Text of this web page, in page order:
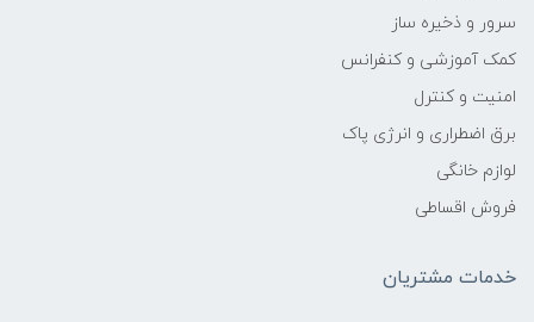
سرور و ذخیره ساز
کمک آموزشی و کنفرانس
امنیت و کنترل
برق اضطراری و انرژی پاک
لوازم خانگی
فروش اقساطی
خدمات مشتریان